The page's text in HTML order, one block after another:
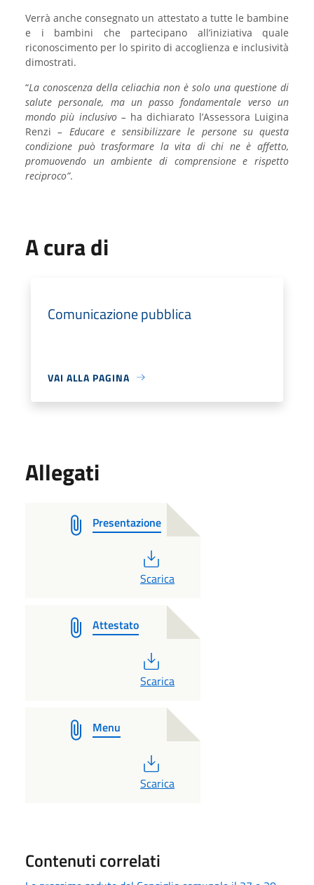
Verrà anche consegnato un attestato a tutte le bambine
e i bambini che partecipano all’iniziativa quale
riconoscimento per lo spirito di accoglienza e inclusività
dimostrati.
“La conoscenza della celiachia non è solo una questione di
salute personale, ma un passo fondamentale verso un
mondo più inclusivo – ha dichiarato l’Assessora Luigina
Renzi –
Educare e sensibilizzare le persone su questa
condizione può trasformare la vita di chi ne è affetto,
promuovendo un ambiente di comprensione e rispetto
reciproco”.
A cura di
Comunicazione pubblica
VAI ALLA PAGINA
Allegati
Presentazione
PDF
Scarica
Attestato
PDF
Scarica
Menu
PDF
Scarica
Contenuti correlati